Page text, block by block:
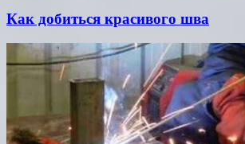
Как добиться красивого шва